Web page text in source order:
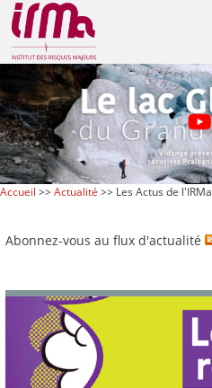
Accueil >>Actualité >> Les Actus de l'IRMa
Abonnez-vous au flux d'actualité